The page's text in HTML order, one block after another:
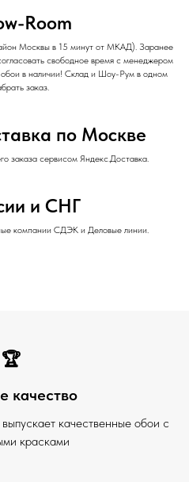
Room
Москвы в 15 минут от МКАД). Заранее
свободное время с менеджером
в наличии! Склад и Шоу-Рум в одном
заказ.
по Москве
заказа сервисом Яндекс.Доставка.
и СНГ
компании СДЭК и Деловые линии.
🏆
качество
качественные обои с
красками